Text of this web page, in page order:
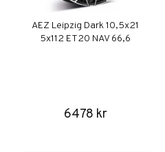
AEZ Leipzig Dark 10,5x21
5x112 ET20 NAV 66,6
6478 kr